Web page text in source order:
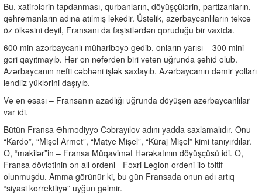
Bu, xatirələrin tapdanması, qurbanların, döyüşçülərin, partizanların,
qəhrəmanların adına atılmış ləkədir. Üstəlik, azərbaycanlıların təkcə
öz ölkəsini deyil, Fransanı da faşistlərdən qoruduğu bir vaxtda.
600 min azərbaycanlı müharibəyə gedib, onların yarısı – 300 mini –
geri qayıtmayıb. Hər on nəfərdən biri vətən uğrunda şəhid olub.
Azərbaycanın nefti cəbhəni işlək saxlayıb. Azərbaycanın dəmir yolları
lendliz yüklərini daşıyıb.
Və ən əsası – Fransanın azadlığı uğrunda döyüşən azərbaycanlılar
var idi.
Bütün Fransa Əhmədiyyə Cəbrayılov adını yadda saxlamalıdır. Onu
“Kardo”, “Mişel Armet”, “Matye Mişel”, “Küraj Mişel” kimi tanıyırdılar.
O, “makilər”in – Fransa Müqavimət Hərəkatının döyüşçüsü idi. O,
Fransa dövlətinin ən ali ordeni - Fəxri Legion ordeni ilə təltif
olunmuşdu. Amma görünür ki, bu gün Fransada onun adı artıq
“siyasi korrektliyə” uyğun gəlmir.